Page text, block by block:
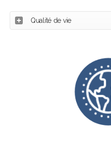
Qualité de vie